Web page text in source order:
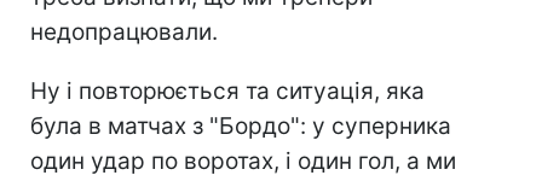
недопрацювали.
Ну і повторюється та ситуація, яка
була в матчах з "Бордо": у суперника
один удар по воротах, і один гол, а ми